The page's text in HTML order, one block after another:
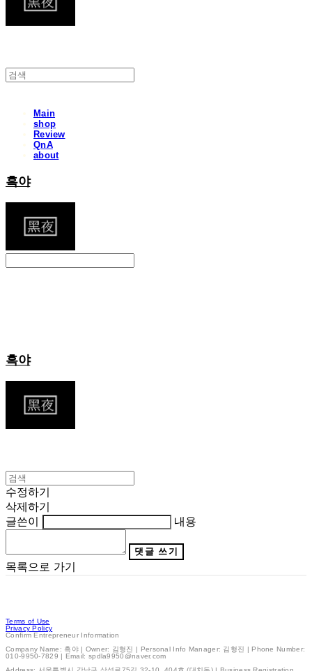
Main
shop
Review
QnA
about
흑야
흑야
수정하기
삭제하기
글쓴이
내용
댓글 쓰기
목록으로 가기
Terms of Use
Privacy Policy
Confirm Entrepreneur Information
Company Name: 흑야 | Owner: 김형진 | Personal Info Manager: 김형진 | Phone Number:
010-9950-7829 | Email: spdla9950@naver.com